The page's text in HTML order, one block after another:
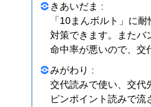
きあいだま :
「10まんボルト」に
対策できます。またバ
命中率が悪いので、交
みがわり :
交代読みで使い、交代
ピンポイント読みで流